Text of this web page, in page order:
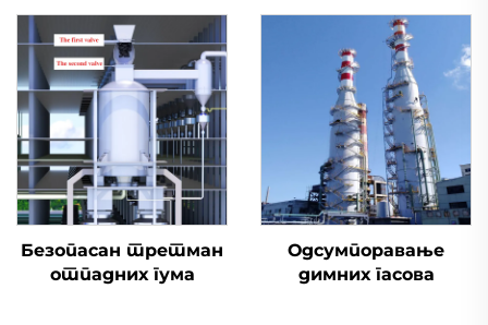
димоводни вентил
Безопасан третман
отпадних гума
Одсумпоравање
димних гасова